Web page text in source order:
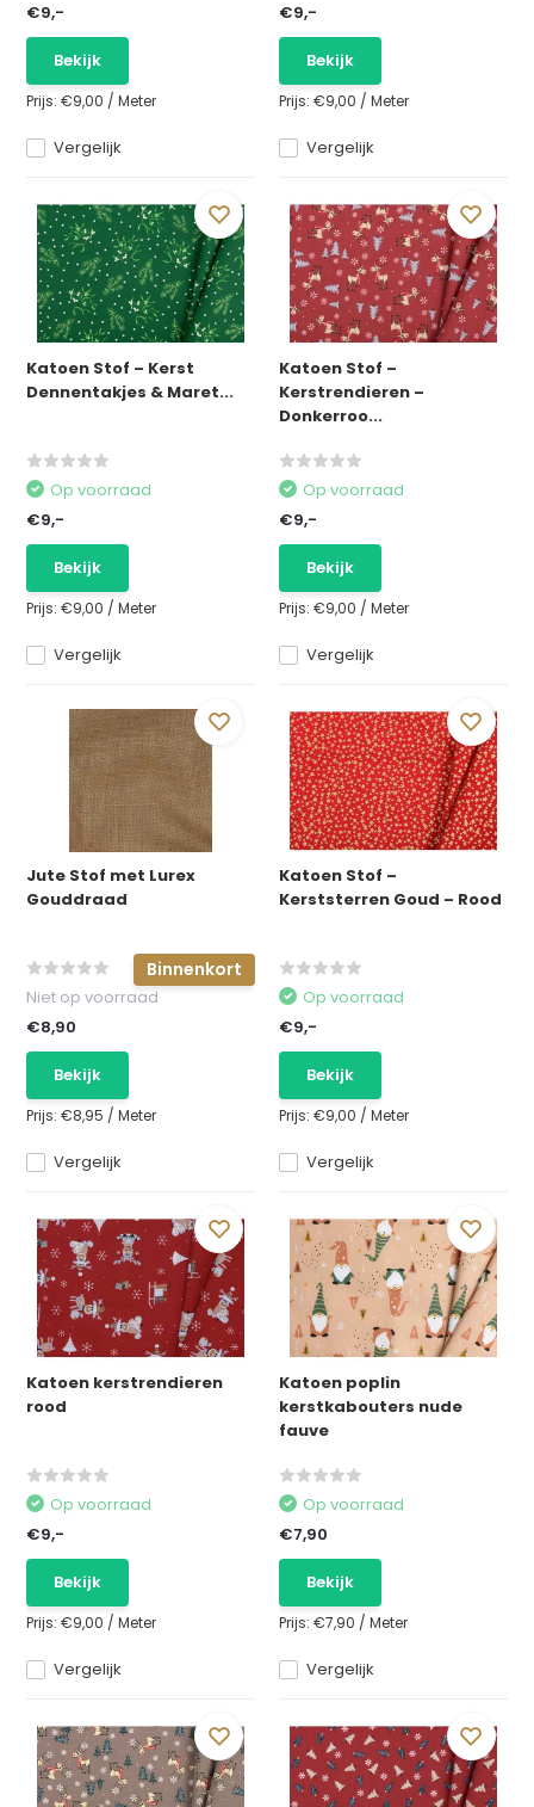
Vergelijk
€9,-
Bekijk
Prijs:€9,00 /Meter
Vergelijk
€9,-
Bekijk
Prijs: €9,00 / Meter
Katoen Stof – Kerst
Dennentakjes & Maret...
Vergelijk
Op voorraad
€9,-
Bekijk
Prijs:€9,00 /Meter
Katoen Stof –
Kerstrendieren –
Donkerroo...
Vergelijk
Op voorraad
€9,-
Bekijk
Prijs: €9,00 / Meter
Jute Stof met Lurex
Gouddraad
Binnenkort
Vergelijk
Niet op voorraad
€8,90
Bekijk
Prijs:€8,95 /Meter
Katoen Stof –
Kerststerren Goud – Rood
Vergelijk
Op voorraad
€9,-
Bekijk
Prijs: €9,00 / Meter
Katoen kerstrendieren
rood
Vergelijk
Op voorraad
€9,-
Bekijk
Prijs:€9,00 /Meter
Katoen poplin
kerstkabouters nude
fauve
Vergelijk
Op voorraad
€7,90
Bekijk
Prijs: €7,90 / Meter